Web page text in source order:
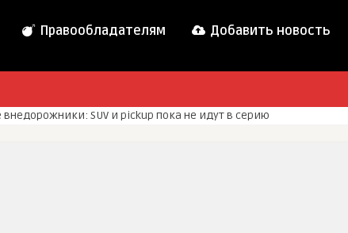
Правообладателям Добавить новость
SUV и pickup пока не идут в серию